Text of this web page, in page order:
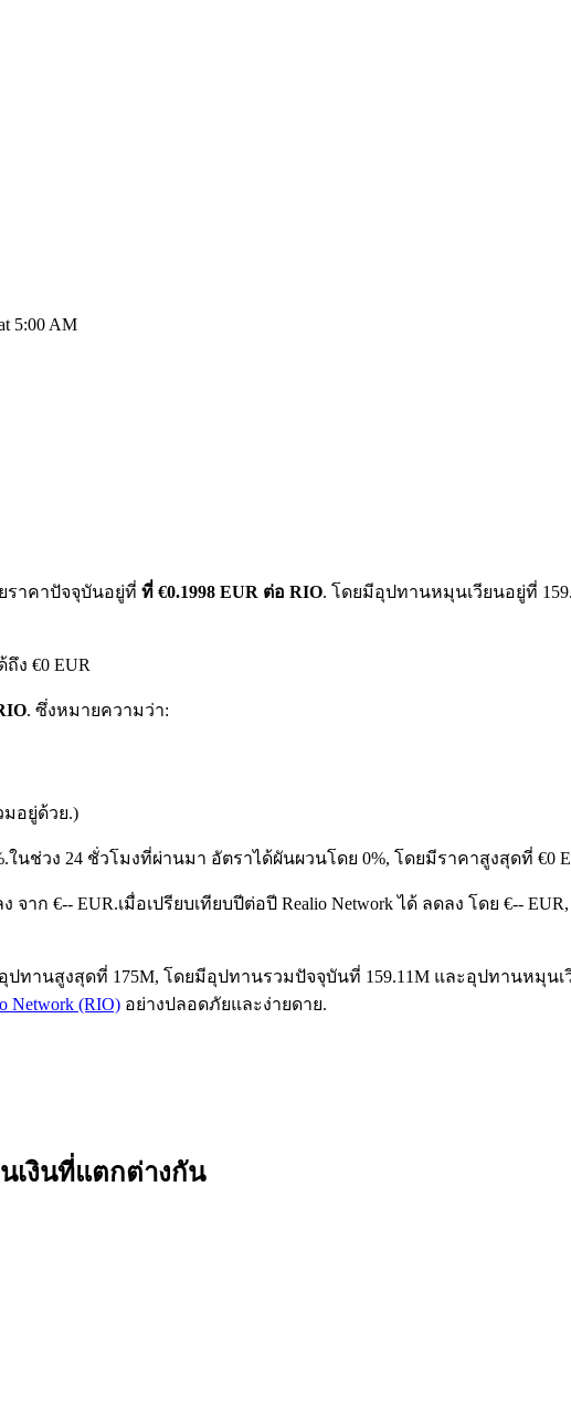
5:00 AM
ราคาปัจจุบันอยู่ที่ ที่ €0.1998 EUR ต่อ RIO. โดยมีอุปทานหมุนเวียนอยู่ที่
ง €0 EUR
. ซึ่งหมายความว่า:
อยู่ด้วย.)
ในช่วง 24 ชั่วโมงที่ผ่านมา อัตราได้ผันผวนโดย 0%, โดยมีราคาสูงสุดที่ €0
จาก €-- EUR.เมื่อเปรียบเทียบปีต่อปี Realio Network ได้ ลดลง โดย €--
ปทานสูงสุดที่ 175M, โดยมีอุปทานรวมปัจจุบันที่ 159.11M และอุปทานหมุน
Network (RIO) อย่างปลอดภัยและง่ายดาย.
เงินที่แตกต่างกัน